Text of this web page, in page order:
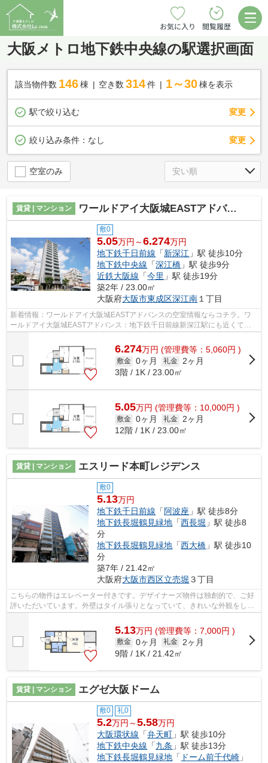
お気に入り 閲覧履歴
大阪メトロ地下鉄中央線の駅選択画面
該当物件数 146棟 空き数 314 件 1～30 棟を表示
駅で絞り込む 変更
絞り込み条件： なし 変更
空室のみ
賃貸 | マンション ワールドアイ大阪城EASTアドバンス
敷0
5.05万円～6.274万円
地下鉄千日前線 「新深江 」駅 徒歩10分
地下鉄中央線 「深江橋 」駅 徒歩9分
近鉄大阪線 「今里 」駅 徒歩19分
築2年 / 23.00㎡
大阪府大阪市東成区深江南 １丁目
新着情報：ワールドアイ大阪城EASTアドバンスの空室情報ならコチラ。ワ
ールドアイ大阪城EASTアドバンス：地下鉄千日前線新深江駅にも近くて便
利。共用部には敷地内ごみ置き場・エレベ...
6.274万円 (管理費等：5,060円 )
敷金 0ヶ月 礼金
2ヶ月
3階 / 1K / 23.00㎡
5.05万円 (管理費等：10,000円 )
敷金 0ヶ月 礼金
2ヶ月
12階 / 1K / 23.00㎡
賃貸 | マンション エスリード本町レジデンス
敷0
5.13万円
地下鉄千日前線 「 阿波座 」駅 徒歩8分
地下鉄長堀鶴見緑地 「西長堀 」駅 徒歩8
分
地下鉄長堀鶴見緑地 「西大橋 」駅 徒歩10
分
築7年 / 21.42㎡
大阪府大阪市西区立売堀 ３丁目
こちらの物件はエレベーター付きです。デザイナーズ物件は独創的で、ご好
評いただいています。外壁はタイル張りとなっていて、きれいな外観をして
5.13万円 (管理費等：7,000円 )
敷金 0ヶ月 礼金
2ヶ月
9階 / 1K / 21.42㎡
賃貸 | マンション エグゼ大阪ドーム
敷0 礼0
5.2万円～5.58万円
大阪環状線 「弁天町 」駅 徒歩10分
地下鉄中央線 「九条 」駅 徒歩13分
地下鉄長堀鶴見緑地 「 ドーム前千代崎 」